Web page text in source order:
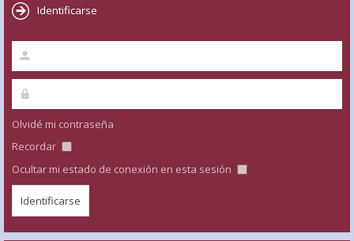
Identificarse
Olvidé mi contraseña
Recordar
Ocultar mi estado de conexión en esta sesión